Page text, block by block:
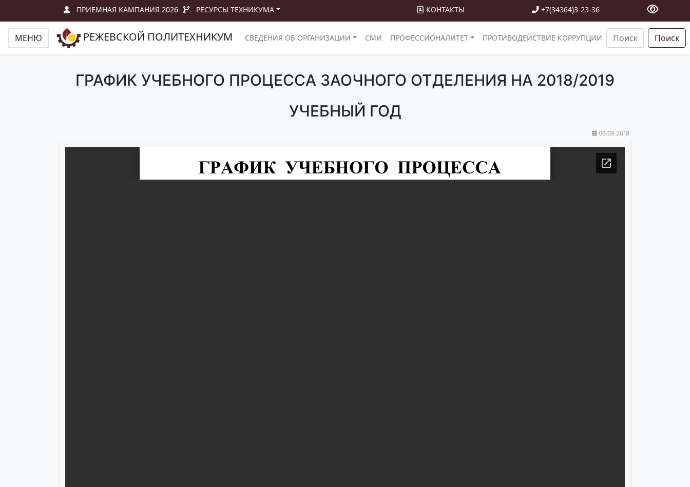
ПРИЕМНАЯ КАМПАНИЯ 2026 РЕСУРСЫ ТЕХНИКУМА КОНТАКТЫ +7(34364)3-23-36
МЕНЮ РЕЖЕВСКОЙ ПОЛИТЕХНИКУМ СВЕДЕНИЯ ОБ ОРГАНИЗАЦИИ СМИ ПРОФЕССИОНАЛИТЕТ ПРОТИВОДЕЙСТВИЕ КОРРУПЦИИ Поиск
ГРАФИК УЧЕБНОГО ПРОЦЕССА ЗАОЧНОГО ОТДЕЛЕНИЯ НА 2018/2019
УЧЕБНЫЙ ГОД
06.09.2018